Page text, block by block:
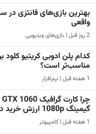
واقعی
2 روز قبل | بازی‌های ویدیویی
کدام پلن ادوبی کریتیو
مناسب‌تر است؟
1 هفته قبل | نرم‌افزار
گیمینگ 1080p ارزش خرید دارد؟
1 هفته قبل | کامپیوتر